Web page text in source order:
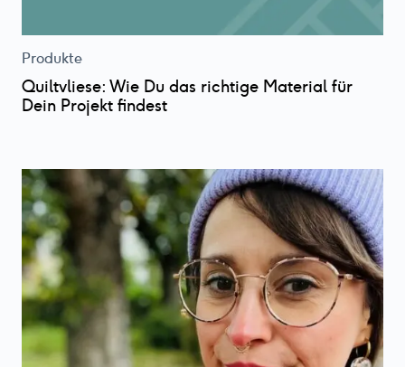
Produkte
Quiltvliese: Wie Du das richtige Material für
Dein Projekt findest